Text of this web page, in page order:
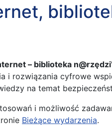
– biblioteka
i rozwiązania cyfrowe
na temat
i możliwość
Bieżące wydarzenia.